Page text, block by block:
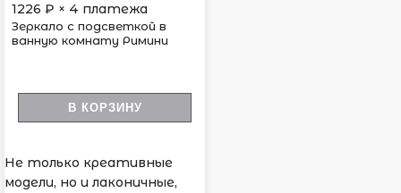
1226 ₽ × 4 платежа
Зеркало с подсветкой в
ванную комнату Римини
В КОРЗИНУ
Не только креативные
модели, но и лаконичные,